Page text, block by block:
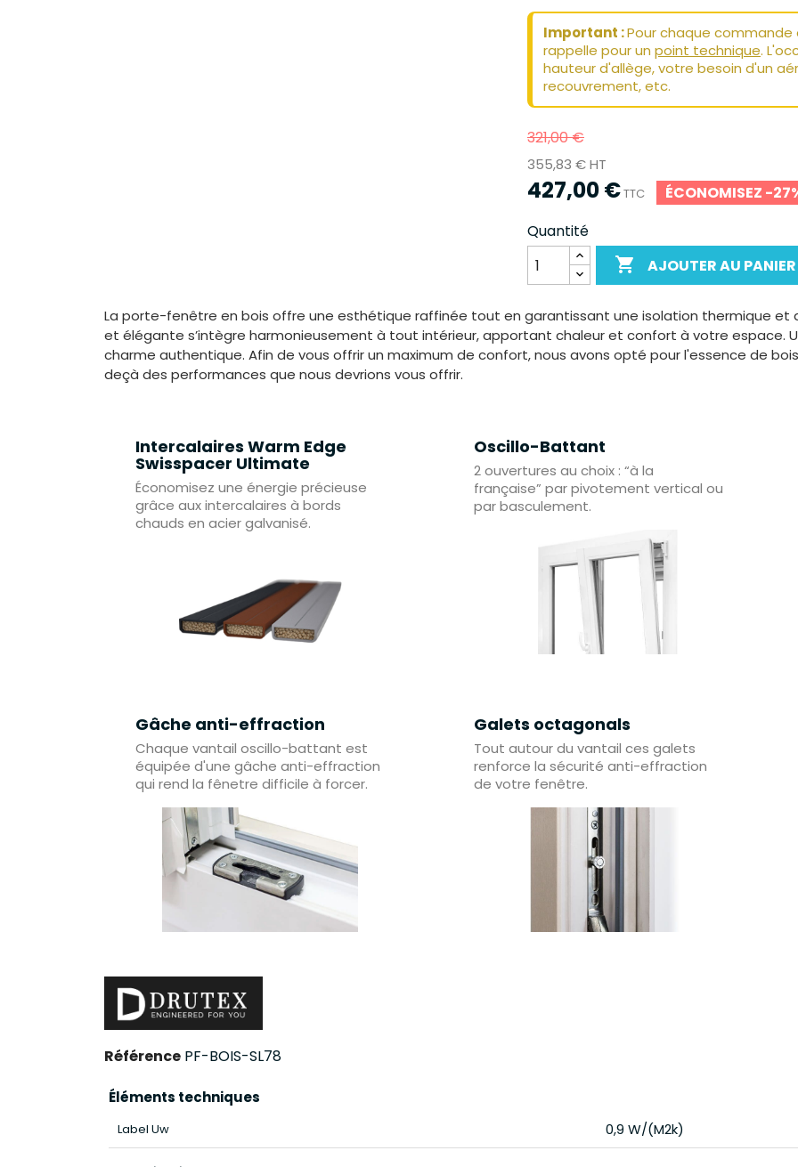
Important :Pour chaque commande
rappelle pour un point technique.
hauteur d'allège, votre besoin d'un
recouvrement, etc.
321,00 €
355,83 € HT
427,00 €TTC
ÉCONOMISEZ -
Quantité
 AJOUTER AU PANIER
La porte-fenêtre en bois offre une esthétique raffinée tout en garantissant une isolation thermique et
et élégante s’intègre harmonieusement à tout intérieur, apportant chaleur et confort à votre espace.
charme authentique. Afin de vous offrir un maximum de confort, nous avons opté pour l'essence de
deçà des performances que nous devrions vous offrir.
Intercalaires Warm Edge
Swisspacer Ultimate
Économisez une énergie précieuse
grâce aux intercalaires à bords
chauds en acier galvanisé.
Oscillo-Battant
2 ouvertures au choix : “à la
française” par pivotement vertical ou
par basculement.
Gâche anti-effraction
Chaque vantail oscillo-battant est
équipée d'une gâche anti-effraction
qui rend la fênetre difficile à forcer.
Galets octagonals
Tout autour du vantail ces galets
renforce la sécurité anti-effraction
de votre fenêtre.
Référence PF-BOIS-SL78
Éléments techniques
Label Uw 0,9 W/(m2k)